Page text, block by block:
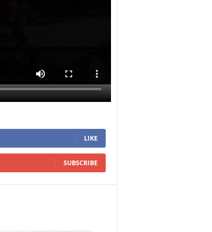
LIKE
SUBSCRIBE